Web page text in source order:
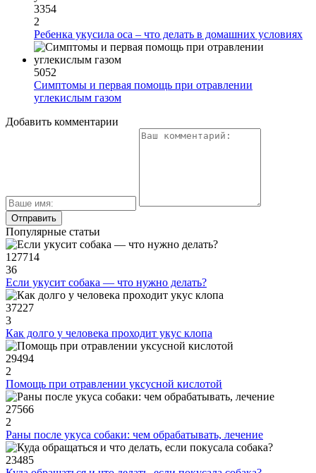
3354
2
Ребенка укусила оса – что делать в домашних условиях
5052
Симптомы и первая помощь при отравлении
углекислым газом
Добавить комментарии
Популярные статьи
127714
36
Если укусит собака — что нужно делать?
37227
3
Как долго у человека проходит укус клопа
29494
2
Помощь при отравлении уксусной кислотой
27566
2
Раны после укуса собаки: чем обрабатывать, лечение
23485